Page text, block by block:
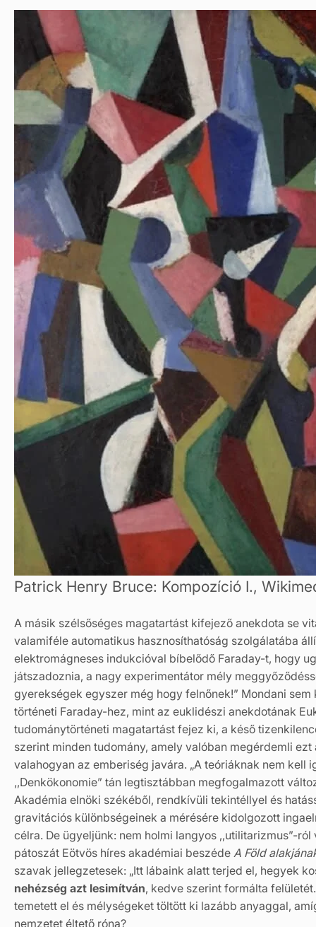
Patrick Henry Bruce: Kompozíció I.,
A másik szélsőséges magatartást kifejező anekdota se
valamiféle automatikus hasznosíthatóság szolgálatába
elektromágneses indukcióval bíbelődő Faraday-t, hogy
játszadoznia, a nagy experimentátor mély
gyerekségek egyszer még hogy felnőnek!” Mondani
történeti Faraday-hez, mint az euklidészi anekdotának
tudománytörténeti magatartást fejez ki, a késő
szerint minden tudomány, amely valóban megérdemli
valahogyan az emberiség javára. „A teóriáknak nem
,,Denkökonomie” tán legtisztábban megfogalmazott
Akadémia elnöki székéből, rendkívüli tekintéllyel és
gravitációs különbségeinek a mérésére kidolgozott
célra. De ügyeljünk: nem holmi langyos ,,utilitarizmus”-
pátoszát Eötvös híres akadémiai beszéde A Föld
szavak jellegzetesek: „Itt lábaink alatt terjed el, hegyek
nehézség azt lesimítván, kedve szerint formálta
temetett el és mélységeket töltött ki lazább anyaggal,
nemzetet éltető róna?